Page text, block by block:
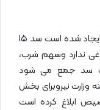
متاسفانه با همه زیرساخت های که در قم ایجاد شده است سد 15
ندارد وسهم شرب،
سد جمع می شود
در 5 سال گذشته وزارت نیروبرای بخش
ابلاغ کرده است